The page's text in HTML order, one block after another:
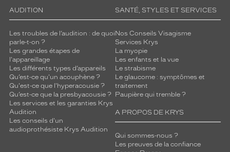
AUDITION
Les troubles de l’audition : de quoi
parle-t-on ?
Les grandes étapes de
l'appareillage
Les différents types d’appareils
Qu’est-ce qu'un acouphène ?
Qu'est-ce que l'hyperacousie ?
Qu’est-ce que la presbyacousie ?
Les services et les garanties Krys
Audition
Les conseils d'un
audioprothésiste Krys Audition
SANTÉ, STYLES ET SERVICES
Nos Conseils Visagisme
Services Krys
La myopie
Les enfants et la vue
Le strabisme
Le glaucome : symptômes et
traitement
Paupière qui tremble ?
A PROPOS DE KRYS
Qui sommes-nous ?
Les preuves de la confiance